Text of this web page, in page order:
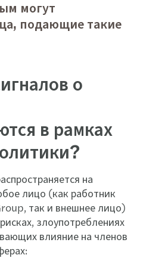
могут
подающие такие
о
в рамках
на
лицо (как работник
так и внешнее лицо)
злоупотреблениях
влияние на членов